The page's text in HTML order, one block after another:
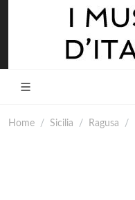
Home Sicilia Ragusa